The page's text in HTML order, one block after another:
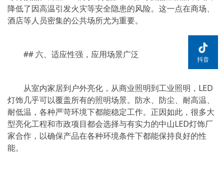
降低了因高温引发火灾等安全隐患的风险。这一点在商场、
酒店等人员密集的公共场所尤为重要。
## 六、适应性强，应用场景广泛
从室内家居到户外亮化，从商业照明到工业照明，LED
灯饰几乎可以覆盖所有的照明场景。防水、防尘、耐高温、
耐低温，各种严苛环境下都能稳定工作。正因如此，很多大
型亮化工程和市政项目都会选择与有实力的中山LED灯饰厂
家合作，以确保产品在各种环境条件下都能保持良好的性
能。
抖音